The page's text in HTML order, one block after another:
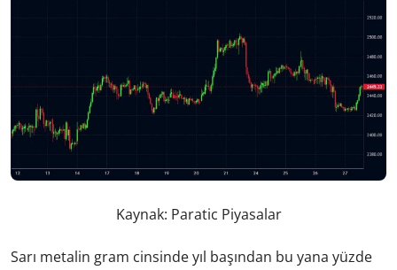
Kaynak: Paratic Piyasalar
Sarı metalin gram cinsinde yıl başından bu yana yüzde